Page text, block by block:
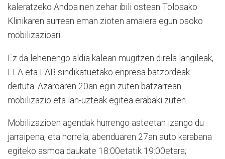
kaleratzeko Andoainen zehar ibili ostean Tolosako
Klinikaren aurrean eman zioten amaiera egun osoko
mobilizazioari.
Ez da lehenengo aldia kalean mugitzen direla langileak,
ELA eta LAB sindikatuetako enpresa batzordeak
deituta. Azaroaren 20an egin zuten batzarrean
mobilizazio eta lan-uzteak egitea erabaki zuten.
Mobilizazioen agendak hurrengo asteetan izango du
jarraipena, eta horrela, abenduaren 27an auto karabana
egiteko asmoa daukate 18:00etatik 19:00etara;